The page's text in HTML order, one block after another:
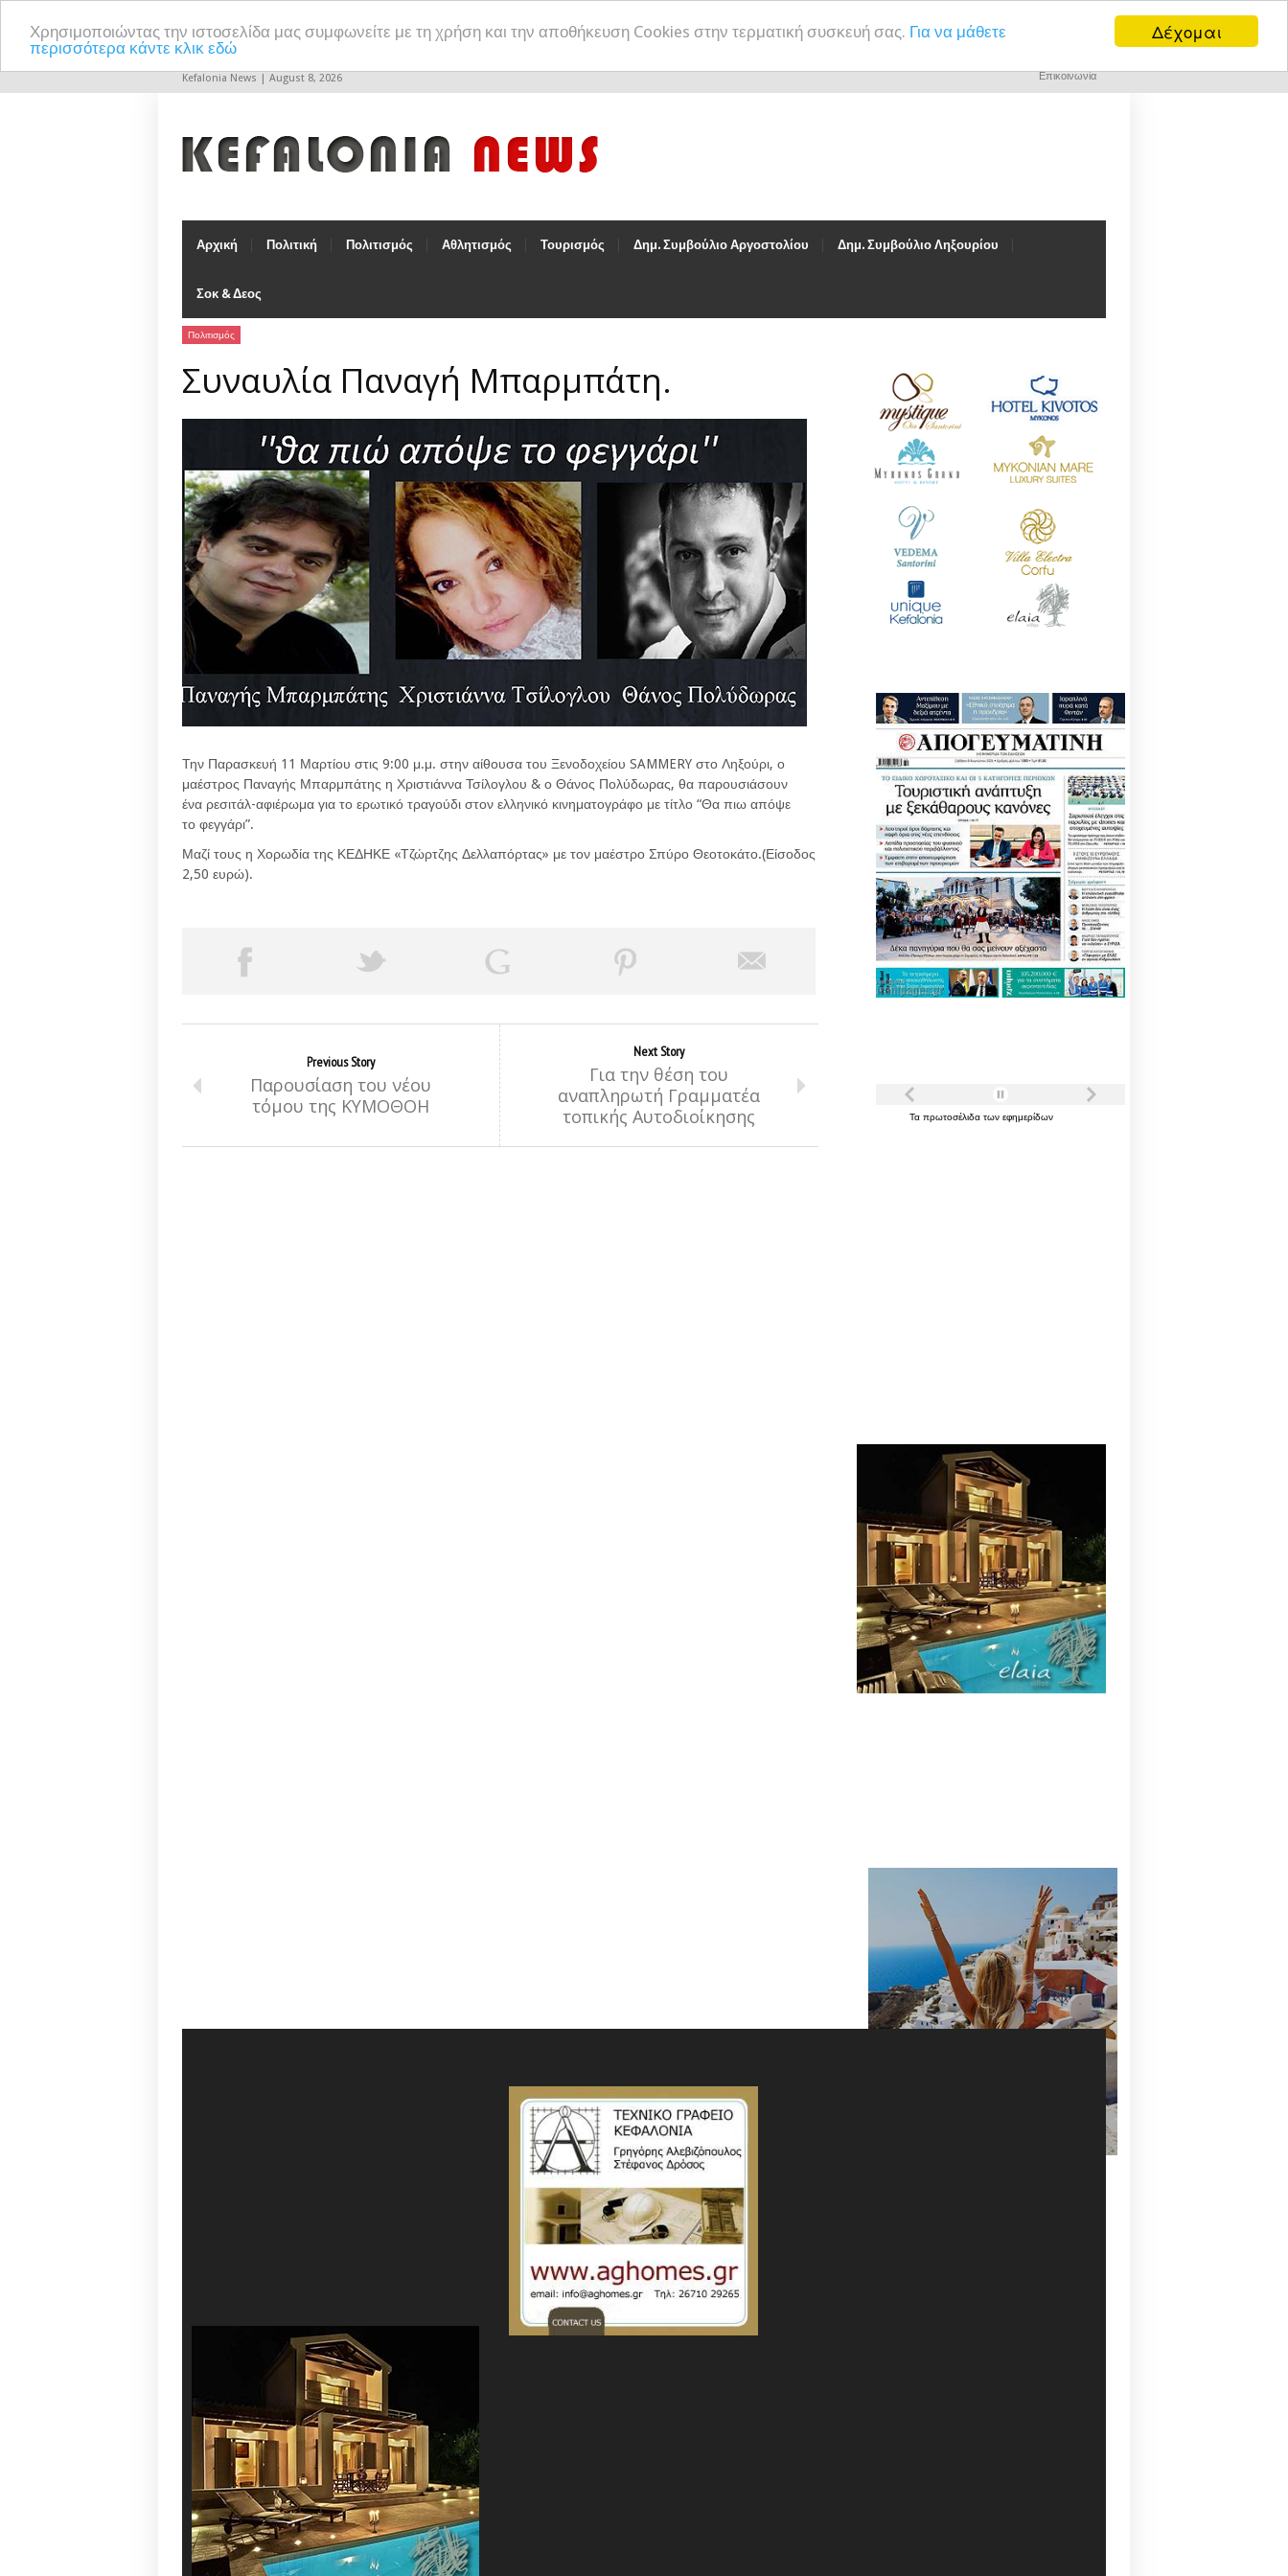
Δέχομαι
Χρησιμοποιώντας την ιστοσελίδα μας συμφωνείτε με τη χρήση και την αποθήκευση Cookies στην τερματική συσκευή σας. Για να μάθετε
περισσότερα κάντε κλικ εδώ
Kefalonia News | August 8, 2026 Επικοινωνία
Αρχική Πολιτική Πολιτισμός Αθλητισμός Τουρισμός Δημ. Συμβούλιο Αργοστολίου Δημ. Συμβούλιο Ληξουρίου
Σοκ & Δεος
Πολιτισμός
Συναυλία Παναγή Μπαρμπάτη.
Την Παρασκευή 11 Μαρτίου στις 9:00 μ.μ. στην αίθουσα του Ξενοδοχείου SAMMERY στο Ληξούρι, ο
μαέστρος Παναγής Μπαρμπάτης η Χριστιάννα Τσίλογλου & ο Θάνος Πολύδωρας, θα παρουσιάσουν
ένα ρεσιτάλ-αφιέρωμα για το ερωτικό τραγούδι στον ελληνικό κινηματογράφο με τίτλο “Θα πιω απόψε
το φεγγάρι”.
Μαζί τους η Χορωδία της ΚΕΔΗΚΕ «Τζώρτζης Δελλαπόρτας» με τον μαέστρο Σπύρο Θεοτοκάτο.(Είσοδος
2,50 ευρώ).
Previous Story
Παρουσίαση του νέου
τόμου της ΚΥΜΟΘΟΗ
Next Story
Για την θέση του
αναπληρωτή Γραμματέα
τοπικής Αυτοδιοίκησης
Τα πρωτοσέλιδα των εφημερίδων